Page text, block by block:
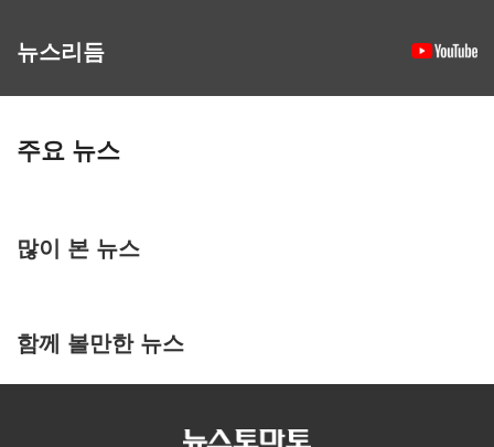
뉴스리듬
주요 뉴스
많이 본 뉴스
함께 볼만한 뉴스